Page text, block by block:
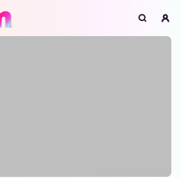
niet ondersteund